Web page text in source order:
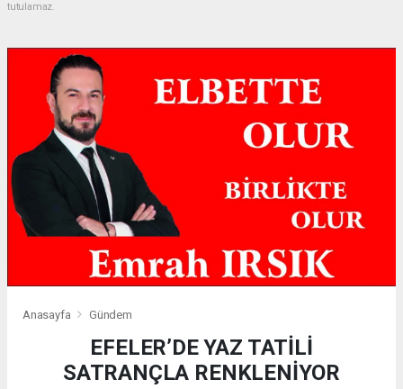
tutulamaz.
Anasayfa Gündem
EFELER’DE YAZ TATİLİ
SATRANÇLA RENKLENİYOR